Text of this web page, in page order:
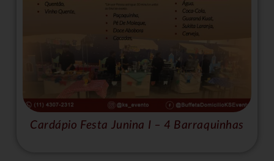
Cardápio Festa Junina I – 4 Barraquinhas